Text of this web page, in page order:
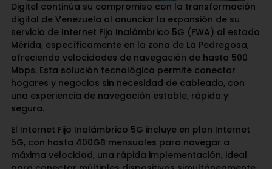
Digitel continúa su compromiso con la transformación
digital de Venezuela al anunciar la expansión de su
servicio de Internet Fijo Inalámbrico 5G (FWA) al estado
Mérida, específicamente en la zona de La Pedregosa,
ofreciendo velocidades de navegación de hasta 500
Mbps. Esta solución tecnológica permite conectar
hogares y negocios sin necesidad de cableado, con
una experiencia de navegación estable, rápida y
segura.
El Internet Fijo Inalámbrico 5G incluye en plan Internet
5G, con hasta 400GB mensuales para navegar a
máxima velocidad, una rápida implementación, ideal